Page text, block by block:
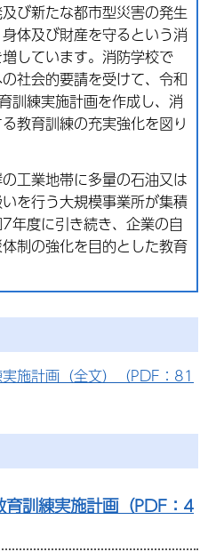
び新たな都市型災害の発生
体及び財産を守るという消
しています。消防学校で
社会的要請を受けて、令和
訓練実施計画を作成し、消
教育訓練の充実強化を図り
工業地帯に多量の石油又は
を行う大規模事業所が集積
年度に引き続き、企業の自
制の強化を目的とした教育
施計画（全文）（PDF：81
訓練実施計画（PDF：4